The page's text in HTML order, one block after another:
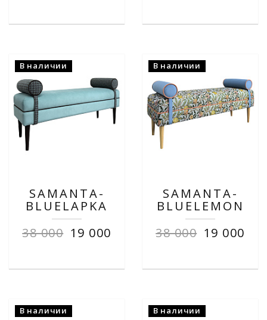
В наличии
SAMANTA-
BLUELAPKA
38 000 19 000
В наличии
SAMANTA-
BLUELEMON
38 000 19 000
В наличии В наличии